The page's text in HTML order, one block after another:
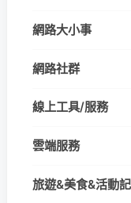
網路大小事
網路社群
線上工具/服務
雲端服務
旅遊&美食&活動